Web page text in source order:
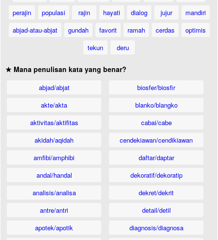
perajin
populasi rajin hayati dialog jujur
mandiri
abjad-atau-abjat
gundah favorit ramah cerdas
optimis
tekun
deru
★ Mana penulisan kata yang benar?
abjad/abjat
akte/akta
aktivitas/aktifitas
akidah/aqidah
amfibi/amphibi
andal/handal
analisis/analisa
antre/antri
apotek/apotik
biosfer/biosfir
blanko/blangko
cabai/cabe
cendekiawan/cendikiawan
daftar/daptar
dekoratif/dekoratip
dekret/dekrit
detail/detil
diagnosis/diagnosa